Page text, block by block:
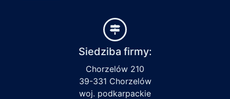
Siedziba firmy:
Chorzelów 210
39-331 Chorzelów
woj. podkarpackie